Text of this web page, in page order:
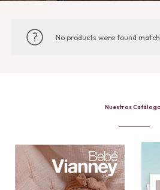
No products were found
Nuestros